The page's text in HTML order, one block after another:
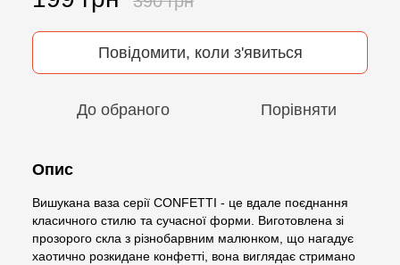
Повідомити, коли з'явиться
До обраного Порівняти
Опис
Вишукана ваза серії CONFETTI - це вдале поєднання
класичного стилю та сучасної форми. Виготовлена зі
прозорого скла з різнобарвним малюнком, що нагадує
хаотично розкидане конфетті, вона виглядає стримано